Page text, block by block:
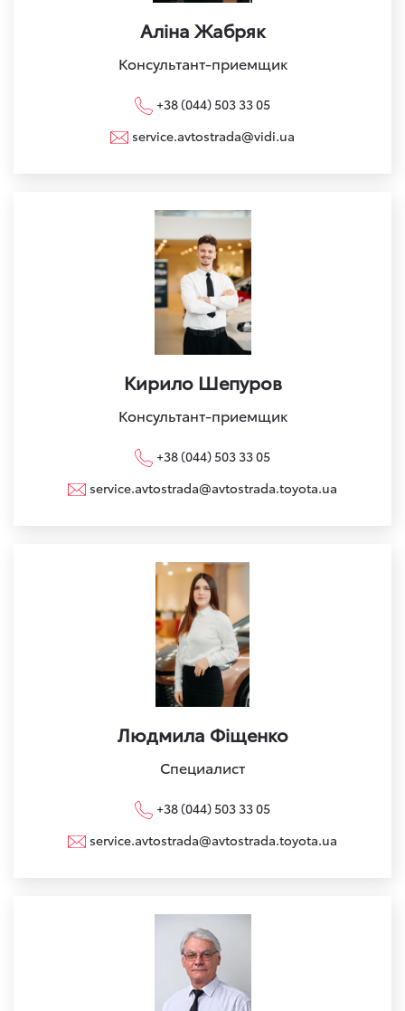
Аліна Жабряк
Консультант-приемщик
+38 (044) 503 33 05
service.avtostrada@vidi.ua
Кирило Шепуров
Консультант-приемщик
+38 (044) 503 33 05
service.avtostrada@avtostrada.toyota.ua
Людмила Фіщенко
Специалист
+38 (044) 503 33 05
service.avtostrada@avtostrada.toyota.ua